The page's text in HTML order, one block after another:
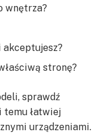
wnętrza?
akceptujesz?
stronę?
sprawdź
temu łatwiej
urządzeniami.